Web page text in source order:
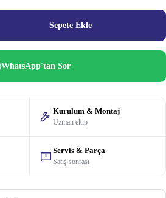
Sepete Ekle
WhatsApp'tan Sor
Kurulum & Montaj
Uzman ekip
Servis & Parça
Satış sonrası